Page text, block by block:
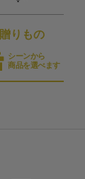
贈りもの
シーンから
商品を選べます